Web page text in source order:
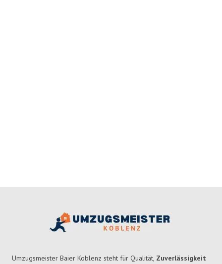
Umzugsmeister Baier Koblenz steht für Qualität, Zuverlässigkeit